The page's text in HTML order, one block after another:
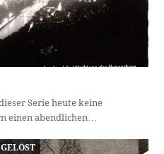
Serie heute keine
einen abendlichen…